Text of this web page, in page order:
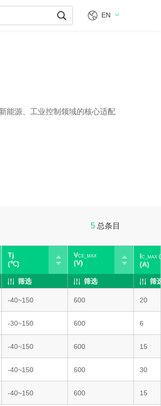
EN
能源、工业控制领域的核心适配
5 总条目
Tj
(℃)
筛选
VCE_MAX
(V)
筛选
IC_MAX
(A)
筛
-40~150 600 20
-30~150 600 6
-40~150 600 15
-40~150 600 30
-40~150 600 15